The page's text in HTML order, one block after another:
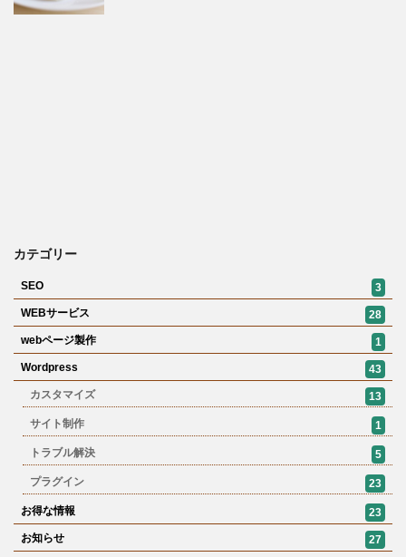
カテゴリー
SEO
3
WEBサービス
28
webページ製作
1
Wordpress
43
カスタマイズ
13
サイト制作 1
トラブル解決 5
プラグイン 23
お得な情報
23
お知らせ
27